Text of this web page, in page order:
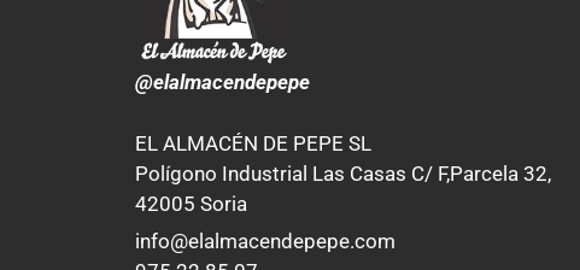
@elalmacendepepe
EL ALMACÉN DE PEPE SL
Polígono Industrial Las Casas C/ F,Parcela 32,
42005 Soria
info@elalmacendepepe.com